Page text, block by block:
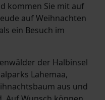
kommen Sie mit auf
auf Weihnachten
ein Besuch im
der Halbinsel
Lahemaa,
aus und